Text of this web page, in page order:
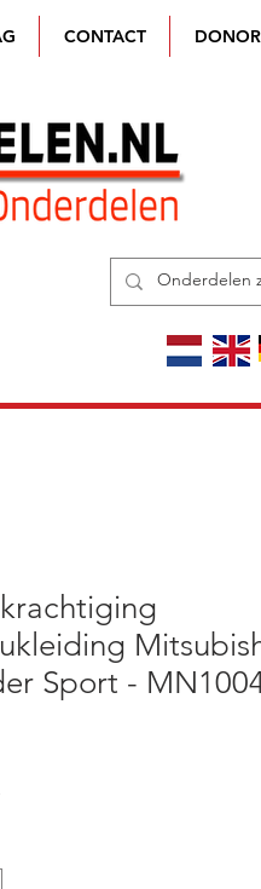
CONTACT DONOR
Sport -